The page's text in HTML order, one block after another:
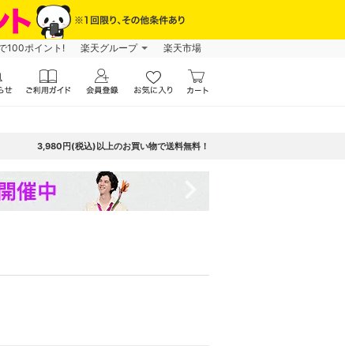
100ポイント! 楽天グループ 楽天市場
3,980円(税込)以上のお買い物で送料無料！